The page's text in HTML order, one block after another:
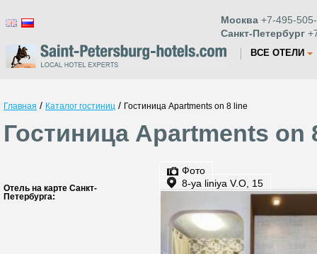
Москва +7-495-
Санкт-Петербург
ВСЕ ОТЕЛИ
Главная / Каталог гостиниц / Гостиница Apartments on 8 line
Гостиница Apartments on
Отель на карте Санкт-
Петербурга:
Фото
8-ya liniya V.O, 15